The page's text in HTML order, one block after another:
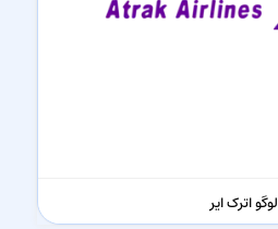
لوگو اترک ایر